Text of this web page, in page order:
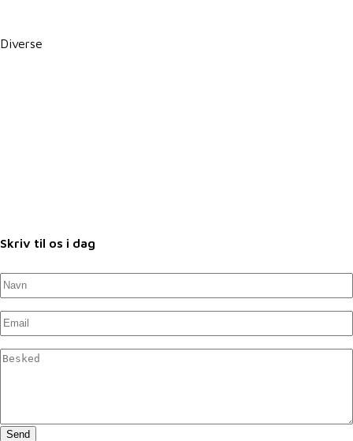
Diverse
Skriv til os i dag
Navn*
Untitled*
Untitled*
Send